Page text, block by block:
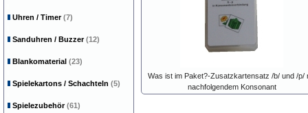
Was ist im Paket?-Zusatzkartensatz /b/ und /p/
nachfolgendem Konsonant
Uhren / Timer(7)
Sanduhren / Buzzer(12)
Blankomaterial (23)
Spielekartons / Schachteln (5)
Spielezubehör(61)